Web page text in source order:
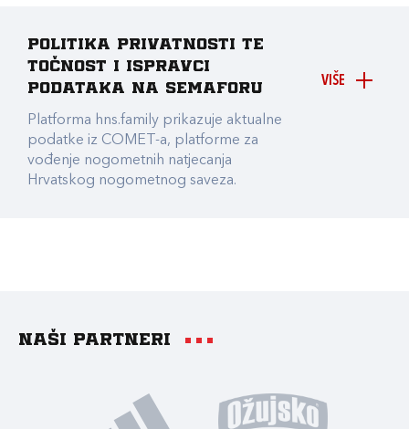
VIŠE
Politika privatnosti te
točnost i ispravci
podataka na Semaforu
Platforma hns.family prikazuje aktualne
podatke iz COMET-a, platforme za
vođenje nogometnih natjecanja
Hrvatskog nogometnog saveza.
Naši partneri